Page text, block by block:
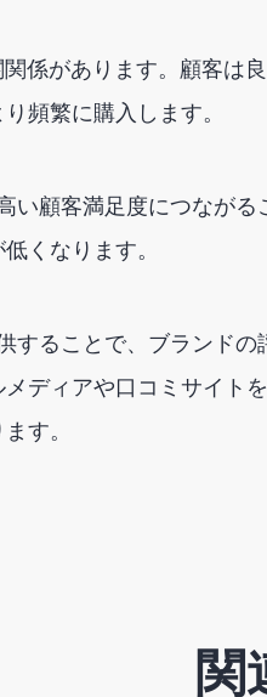
係があります。顧客は
頻繁に購入します。
い顧客満足度につながる
くなります。
することで、ブランド
ディアや口コミサイト
す。
関